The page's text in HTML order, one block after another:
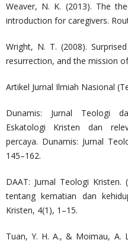
Weaver, N. K. (2013). The
introduction for caregivers.
Wright, N. T. (2008).
resurrection, and the mission
Artikel Jurnal Ilmiah Nasional
Dunamis: Jurnal Teologi
Eskatologi Kristen dan
percaya. Dunamis: Jurnal
145–162.
DAAT: Jurnal Teologi Kristen.
tentang kematian dan
Kristen, 4(1), 1–15.
Tuan, Y. H. A., & Moimau, A.